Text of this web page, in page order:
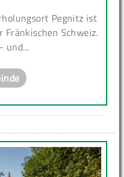
Pegnitz ist
Schweiz.
und...